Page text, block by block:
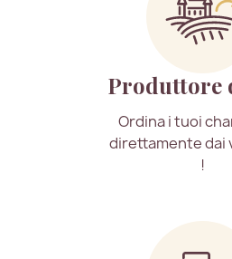
Produttore
Ordina i tuoi
direttamente dai
!